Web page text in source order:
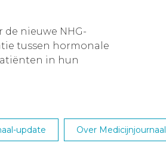
nieuwe NHG-
tussen hormonale
in hun
update Over Medicijnjournaal